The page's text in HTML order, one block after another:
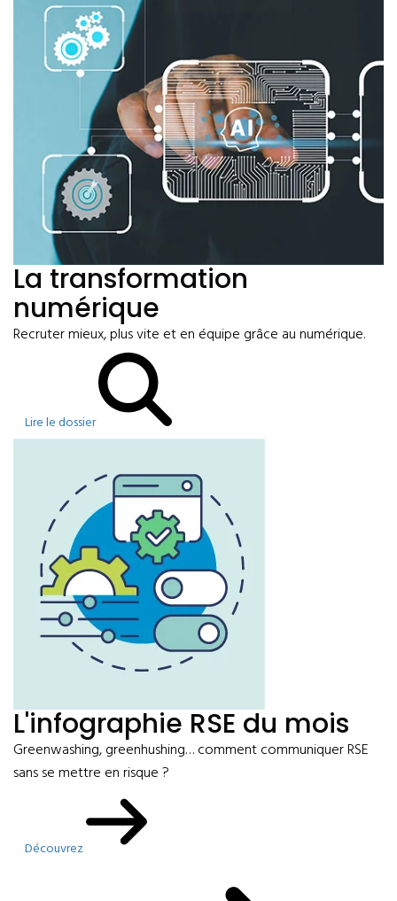
La transformation
numérique
Recruter mieux, plus vite et en équipe grâce au numérique.
Lire le dossier
L'infographie RSE du mois
Greenwashing, greenhushing… comment communiquer RSE
sans se mettre en risque ?
Découvrez